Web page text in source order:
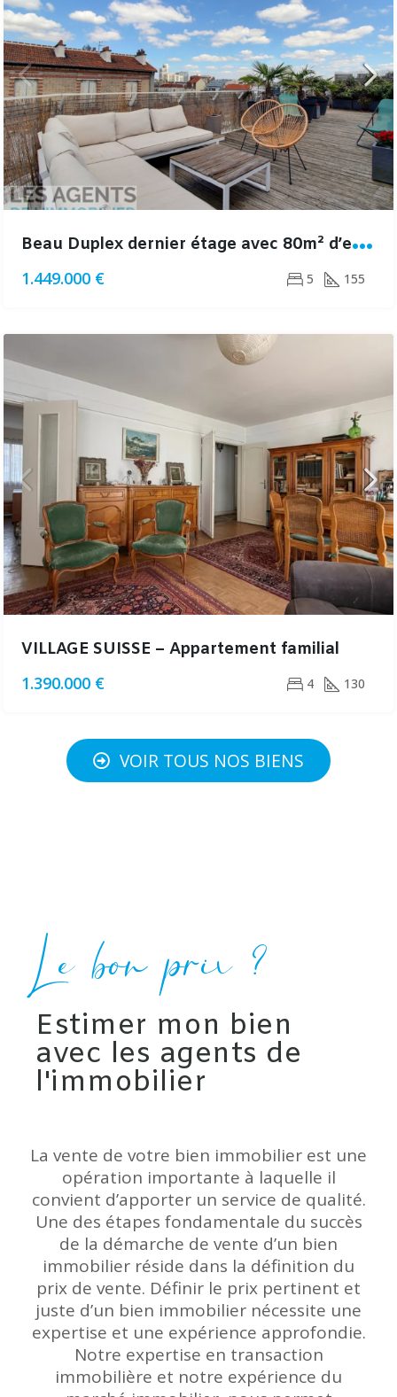
B
eau Duplex dernier étage avec 80m² d’espaces extérieurs
1.449.000 € 5 155
VILLAGE SUISSE – Appartement familial
1.390.000 €
4 130
VOIR TOUS NOS BIENS
Le bon prix ?
Estimer mon bien
avec les agents de
l'immobilier
La vente de votre bien immobilier est une
opération importante à laquelle il
convient d’apporter un service de qualité.
Une des étapes fondamentale du succès
de la démarche de vente d’un bien
immobilier réside dans la définition du
prix de vente. Définir le prix pertinent et
juste d’un bien immobilier nécessite une
expertise et une expérience approfondie.
Notre expertise en transaction
immobilière et notre expérience du